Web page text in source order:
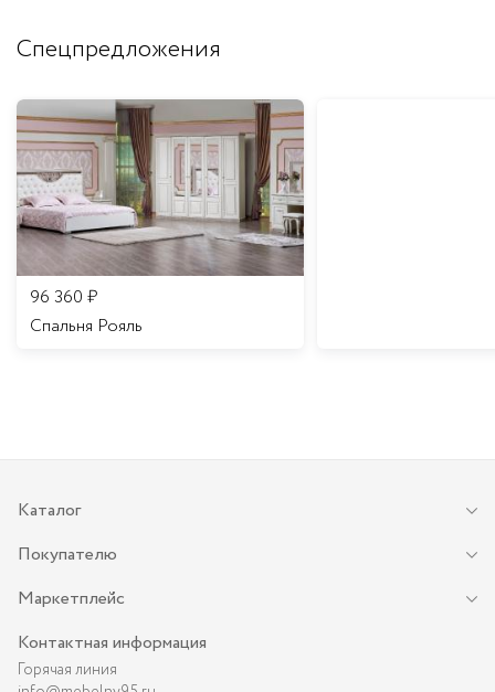
Спецпредложения
96 360 ₽
Спальня Рояль
Каталог
Покупателю
Маркетплейс
Контактная информация
Горячая линия